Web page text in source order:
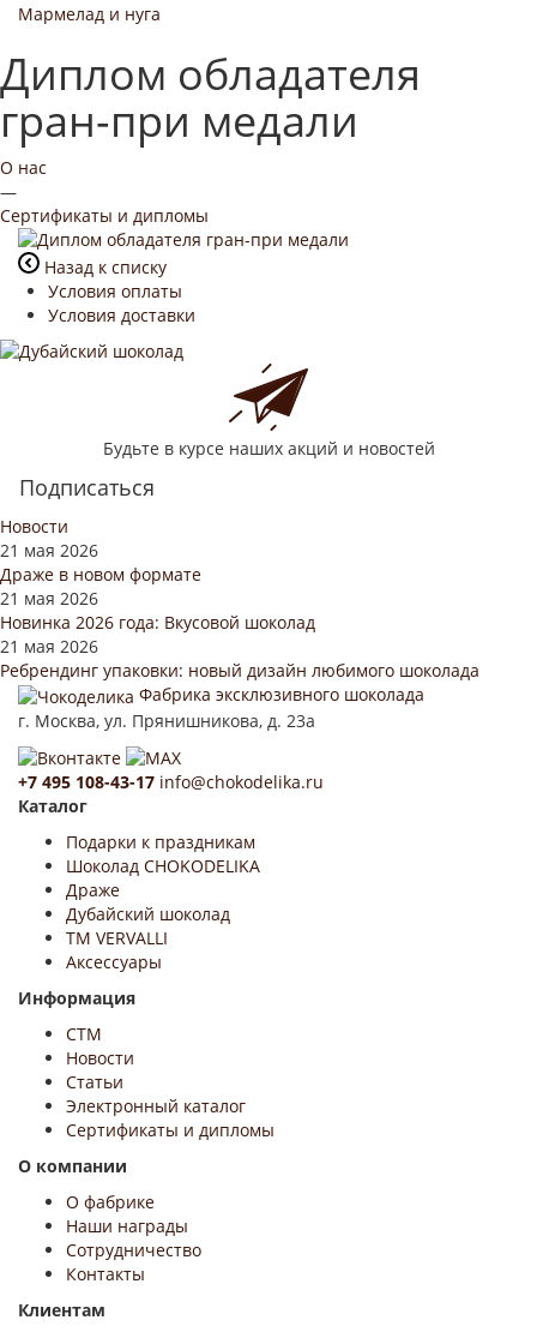
Мармелад и нуга
Диплом обладателя
гран-при медали
О нас
—
Сертификаты и дипломы
Назад к списку
Условия оплаты
Условия доставки
Будьте в курсе наших акций и новостей
Подписаться
Новости
21 мая 2026
Драже в новом формате
21 мая 2026
Новинка 2026 года: Вкусовой шоколад
21 мая 2026
Ребрендинг упаковки: новый дизайн любимого шоколада
Фабрика эксклюзивного шоколада
г. Москва, ул. Прянишникова, д. 23а
+7 495 108-43-17 info@chokodelika.ru
Каталог
Подарки к праздникам
Шоколад CHOKODELIKA
Драже
Дубайский шоколад
ТМ VERVALLI
Аксессуары
Информация
СТМ
Новости
Статьи
Электронный каталог
Сертификаты и дипломы
О компании
О фабрике
Наши награды
Сотрудничество
Контакты
Клиентам